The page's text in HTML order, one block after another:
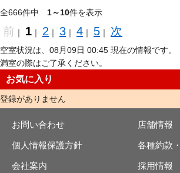
全666件中 1～10件を表示
前 ｜ 1 ｜ 2 ｜ 3 ｜ 4 ｜ 5 ｜ 次
空室状況は、08月09日 00:45 現在の情報です。
満室の際はご了承ください。
お気に入り
登録がありません
お問い合わせ 店舗情報
個人情報保護方針 各種約款
会社案内 採用情報